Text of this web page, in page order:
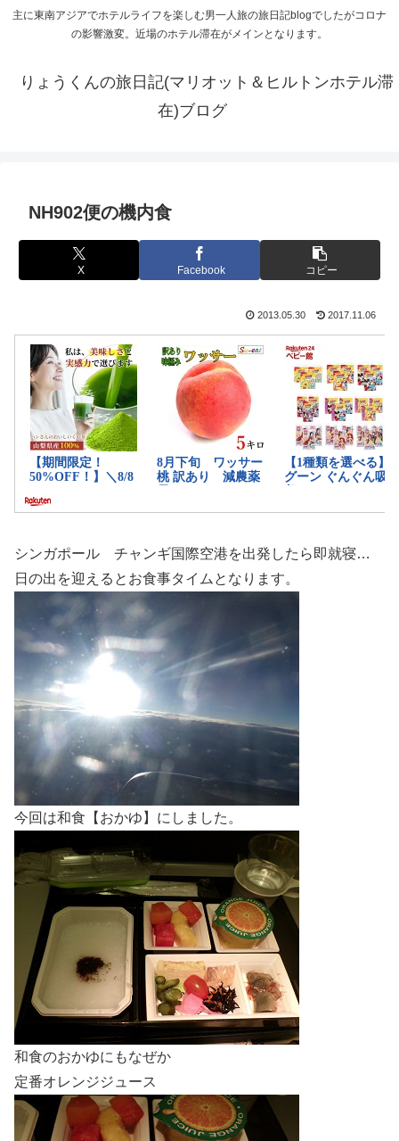
主に東南アジアでホテルライフを楽しむ男一人旅の旅日記blogでしたがコロナ
の影響激変。近場のホテル滞在がメインとなります。
りょうくんの旅日記(マリオット＆ヒルトンホテル滞
在)ブログ
NH902便の機内食
X Facebook コピー
2013.05.30 2017.11.06
シンガポール チャンギ国際空港を出発したら即就寝…
日の出を迎えるとお食事タイムとなります。
今回は和食【おかゆ】にしました。
和食のおかゆにもなぜか
定番オレンジジュース